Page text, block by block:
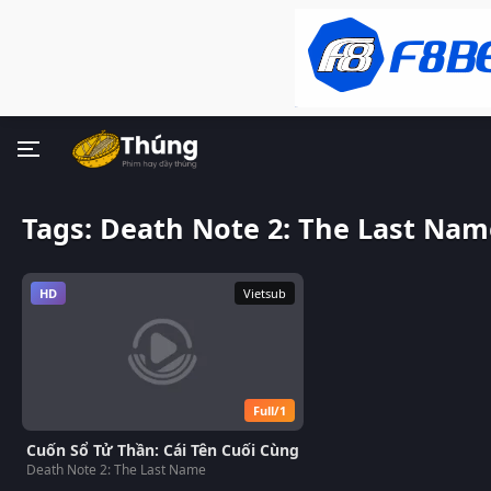
Tags: Death Note 2: The Last
HD Vietsub
Full/1
Cuốn Sổ Tử Thần: Cái Tên Cuối Cùng
Death Note 2: The Last Name